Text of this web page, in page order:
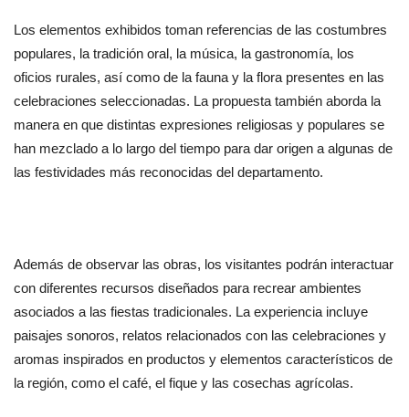
Los elementos exhibidos toman referencias de las costumbres
populares, la tradición oral, la música, la gastronomía, los
oficios rurales, así como de la fauna y la flora presentes en las
celebraciones seleccionadas. La propuesta también aborda la
manera en que distintas expresiones religiosas y populares se
han mezclado a lo largo del tiempo para dar origen a algunas de
las festividades más reconocidas del departamento.
Además de observar las obras, los visitantes podrán interactuar
con diferentes recursos diseñados para recrear ambientes
asociados a las fiestas tradicionales. La experiencia incluye
paisajes sonoros, relatos relacionados con las celebraciones y
aromas inspirados en productos y elementos característicos de
la región, como el café, el fique y las cosechas agrícolas.